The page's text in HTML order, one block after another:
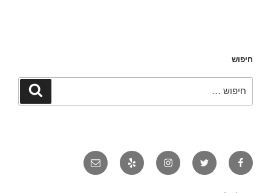
חיפוש
חיפוש
פייסבוק טוויטר אינסטגרם יאלפ אימייל